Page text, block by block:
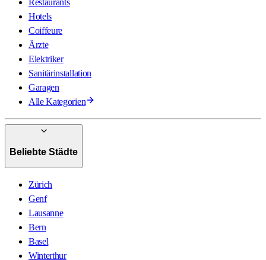
Restaurants
Hotels
Coiffeure
Ärzte
Elektriker
Sanitärinstallation
Garagen
Alle Kategorien
Beliebte Städte
Zürich
Genf
Lausanne
Bern
Basel
Winterthur